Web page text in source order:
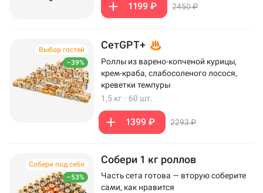
1199 ₽ 2450 ₽
–39%
Выбор гостей СетGPT+
Роллы из варено-копченой курицы,
крем-краба, слабосоленого лосося,
креветки темпуры
1,5 кг · 60 шт.
1399 ₽ 2293 ₽
–53%
Собери под себя Собери 1 кг роллов
Часть сета готова — вторую соберите
сами, как нравится